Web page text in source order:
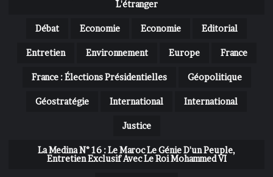
L'étranger
Débat Economie Economie Editorial
Entretien Environnement Europe France
France : Élections Présidentielles Géopolitique
Géostratégie International International
Justice
La Medina N° 16 : Le Maroc Le Génie D'un Peuple,
Entretien Exclusif Avec Le Roi Mohammed VI